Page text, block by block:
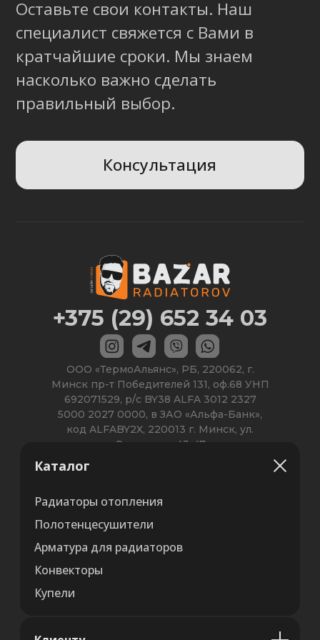
Каталог
Радиаторы отопления
Полотенцесушители
Арматура для радиаторов
Конвекторы
Купели